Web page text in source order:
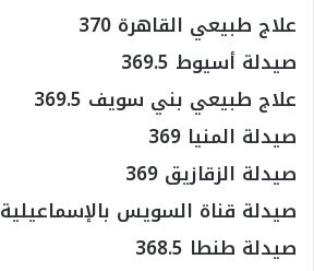
علاج طبيعي القاهرة 370
صيدلة أسيوط 369.5
علاج طبيعي بني سويف 369.5
صيدلة المنيا 369
صيدلة الزقازيق 369
صيدلة قناة السويس بالإسماعيلية 368.5
صيدلة طنطا 368.5